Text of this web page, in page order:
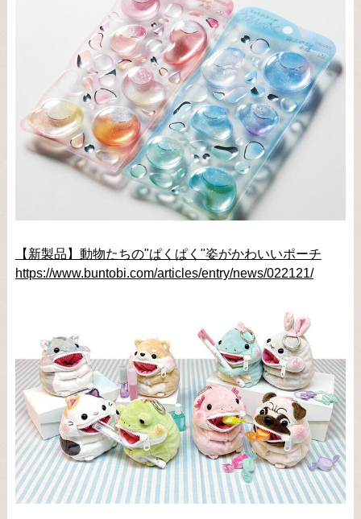
【新製品】動物たちの"ぱくぱく"姿がかわいいポーチ
https://www.buntobi.com/articles/entry/news/022121/